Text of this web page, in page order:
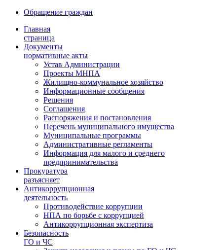
Обращение граждан
Главная
страница
Документы
нормативные акты
Устав Администрации
Проекты МНПА
Жилищно-коммунальное хозяйство
Информационные сообщения
Решения
Соглашения
Распоряжения и постановления
Перечень муниципального имущества
Муниципальные программы
Административные регламенты
Информация для малого и среднего
предпринимательства
Прокуратура
разъясняет
Антикоррупционная
деятельность
Противодействие коррупции
НПА по борьбе с коррупцией
Антикоррупционная экспертиза
Безопасность
ГО и ЧС